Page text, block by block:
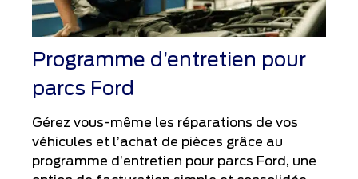
Programme d’entretien pour
parcs Ford
Gérez vous-même les réparations de vos
véhicules et l’achat de pièces grâce au
programme d’entretien pour parcs Ford, une